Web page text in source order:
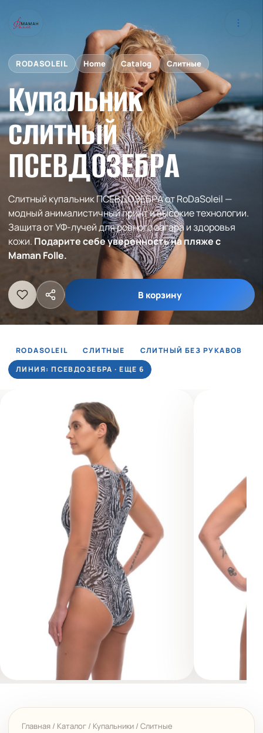
RODASOLEIL Home Catalog Слитные
Купальник
слитный
ПСЕВДОЗЕБРА
Слитный купальник ПСЕВДОЗЕБРА от RoDaSoleil —
модный анималистичный принт и высокие технологии.
Защита от УФ-лучей для ровного загара и здоровья
кожи. Подарите себе уверенность на пляже с
Maman Folle.
В корзину
RODASOLEIL СЛИТНЫЕ
СЛИТНЫЙ БЕЗ РУКАВОВ
ЛИНИЯ: ПСЕВДОЗЕБРА · ЕЩЕ 6
Главная / Каталог / Купальники / Слитные